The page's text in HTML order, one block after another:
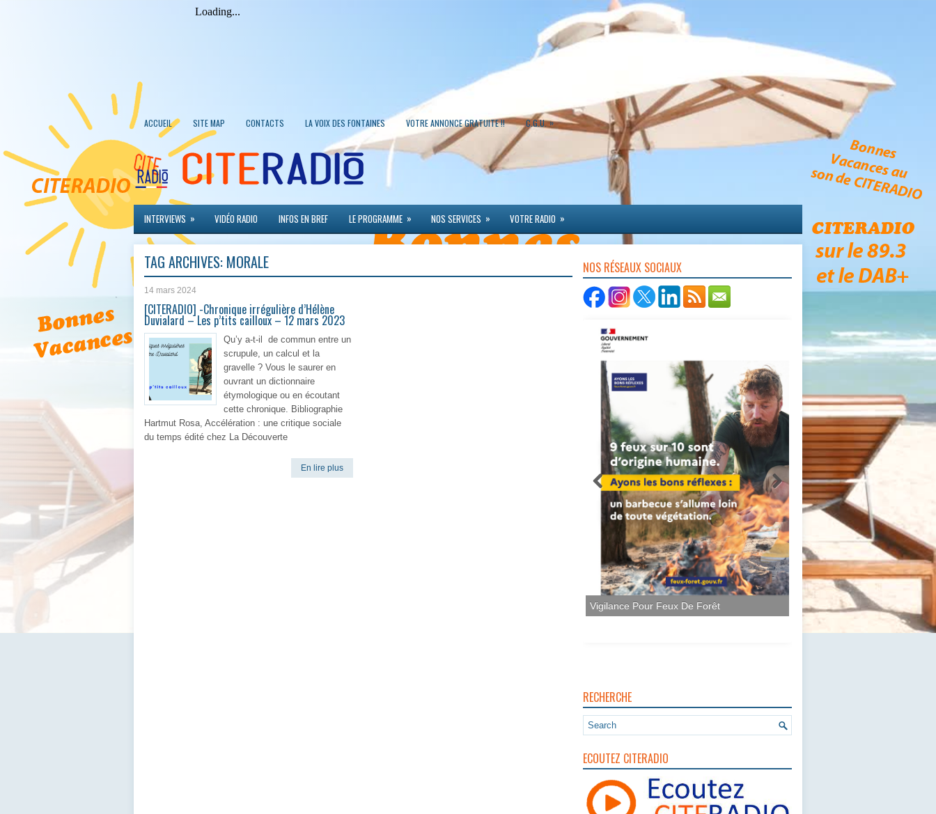
ACCUEIL SITE MAP CONTACTS LA VOIX DES FONTAINES VOTRE ANNONCE GRATUITE !! C.G.U. »
INTERVIEWS » VIDÉO RADIO INFOS EN BREF LE PROGRAMME » NOS SERVICES » VOTRE RADIO »
TAG ARCHIVES: MORALE
14 mars 2024
[CITERADIO] -Chronique irrégulière d’Hélène
Duvialard – Les p’tits cailloux – 12 mars 2023
Qu’y a-t-il de commun entre un
scrupule, un calcul et la
gravelle ? Vous le saurer en
ouvrant un dictionnaire
étymologique ou en écoutant
cette chronique. Bibliographie
Hartmut Rosa, Accélération : une critique sociale
du temps édité chez La Découverte
En lire plus
NOS RÉSEAUX SOCIAUX
Vigilance Pour Feux De Forêt
RECHERCHE
ECOUTEZ CITERADIO